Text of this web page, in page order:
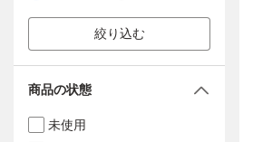
絞り込む
商品の状態
未使用